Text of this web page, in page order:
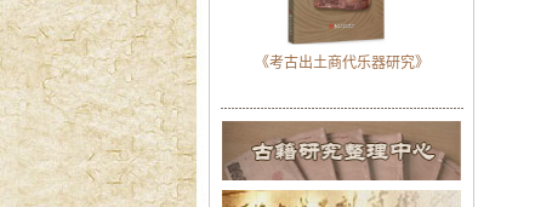
《考古出土商代乐器研究》